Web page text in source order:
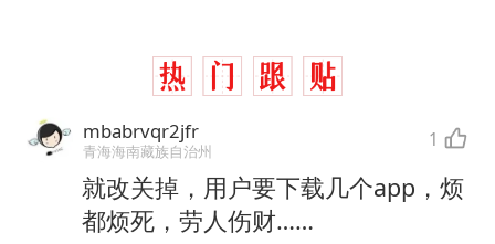
mbabrvqr2jfr
青海海南藏族自治州 1
就改关掉，用户要下载几个app，烦
都烦死，劳人伤财……